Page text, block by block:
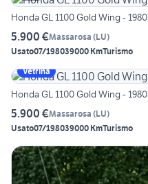
Honda GL 1100 Gold Wing - 1980
5.900 €Massarosa (LU)
Usato07/198039000 KmTurismo
Vetrina
Honda GL 1100 Gold Wing - 1980
5.900 €Massarosa (LU)
Usato07/198039000 KmTurismo